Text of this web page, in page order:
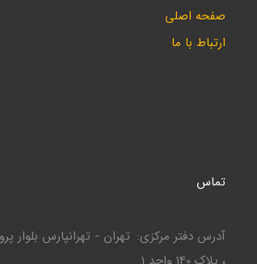
صفحه اصلی
ارتباط با ما
تماس
آدرس دفتر مرکزی